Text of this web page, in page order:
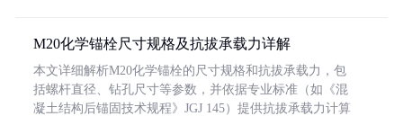
M20化学锚栓尺寸规格及抗拔承载力详解
本文详细解析M20化学锚栓的尺寸规格和抗拔承载力，包
括螺杆直径、钻孔尺寸等参数，并依据专业标准（如《混
凝土结构后锚固技术规程》JGJ 145）提供抗拔承载力计算